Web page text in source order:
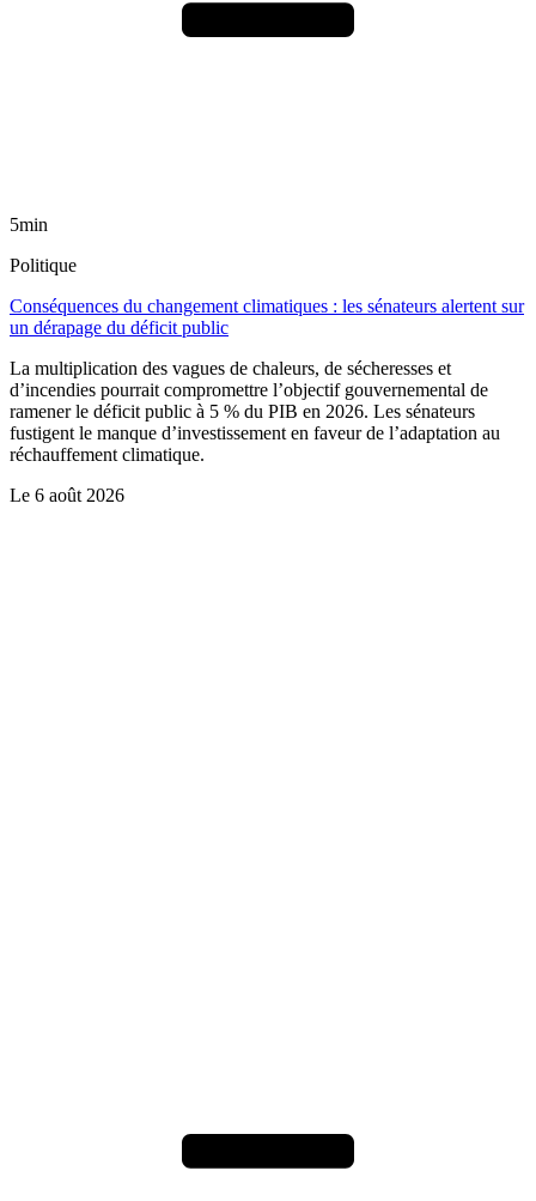
5min
Politique
Conséquences du changement climatiques : les sénateurs alertent sur
un dérapage du déficit public
La multiplication des vagues de chaleurs, de sécheresses et
d’incendies pourrait compromettre l’objectif gouvernemental de
ramener le déficit public à 5 % du PIB en 2026. Les sénateurs
fustigent le manque d’investissement en faveur de l’adaptation au
réchauffement climatique.
Le 6 août 2026